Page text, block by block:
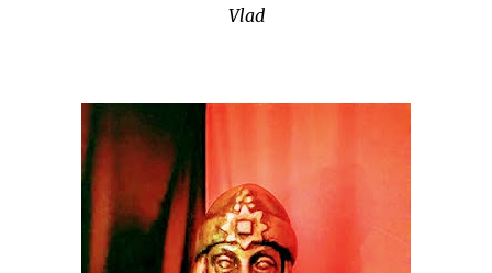
Vlad